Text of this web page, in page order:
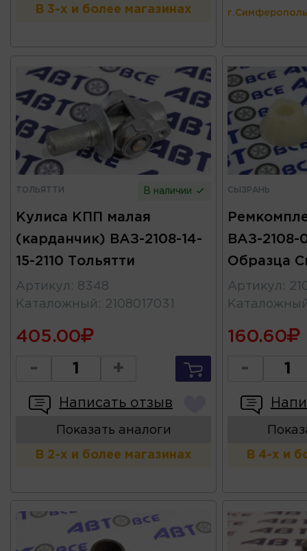
В 3-х и более магазинах
ТОЛЬЯТТИ В наличии
Кулиса КПП малая
(карданчик) ВАЗ-2108-14-
15-2110 Тольятти
Артикул : 8348
Каталожный : 2108017031
405.00
- +
Написать отзыв
Показать аналоги
В 2-х и более магазинах
СЫЗРАНЬ
ВАЗ-2108-
Образца
Артикул :
160.60
-
В 4-х и